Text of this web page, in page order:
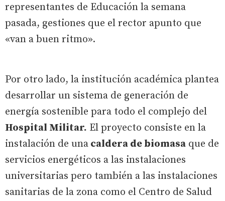
representantes de Educación la semana
pasada, gestiones que el rector apunto que
«van a buen ritmo».
Por otro lado, la institución académica plantea
desarrollar un sistema de generación de
energía sostenible para todo el complejo del
Hospital Militar. El proyecto consiste en la
instalación de una caldera de biomasa que de
servicios energéticos a las instalaciones
universitarias pero también a las instalaciones
sanitarias de la zona como el Centro de Salud